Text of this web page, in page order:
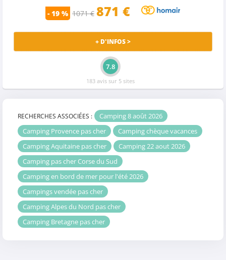
- 19 % 1071 € 871 €
+ D'INFOS >
7.8
183 avis sur 5 sites
RECHERCHES ASSOCIÉES :
Camping 8 août 2026
Camping Provence pas cher
Camping chèque vacances
Camping Aquitaine pas cher
Camping 22 aout 2026
Camping pas cher Corse du Sud
Camping en bord de mer pour l'été 2026
Campings vendée pas cher
Camping Alpes du Nord pas cher
Camping Bretagne pas cher